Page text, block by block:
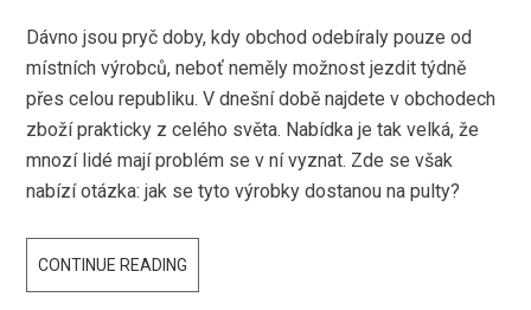
Dávno jsou pryč doby, kdy obchod odebíraly pouze od
místních výrobců, neboť neměly možnost jezdit týdně
přes celou republiku. V dnešní době najdete v obchodech
zboží prakticky z celého světa. Nabídka je tak velká, že
mnozí lidé mají problém se v ní vyznat. Zde se však
nabízí otázka: jak se tyto výrobky dostanou na pulty?
CONTINUE READING
JE